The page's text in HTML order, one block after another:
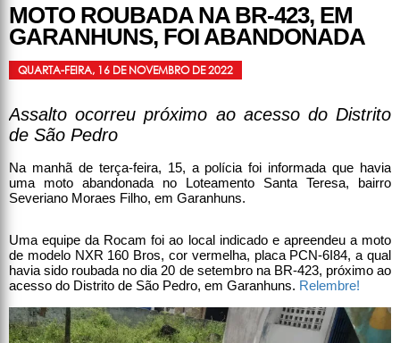
MOTO ROUBADA NA BR-423, EM
GARANHUNS, FOI ABANDONADA
QUARTA-FEIRA, 16 DE NOVEMBRO DE 2022
Assalto ocorreu próximo ao acesso do Distrito
de São Pedro
Na manhã de terça-feira, 15, a polícia foi informada que havia
uma moto abandonada no Loteamento Santa Teresa, bairro
Severiano Moraes Filho, em Garanhuns.
Uma equipe da Rocam foi ao local indicado e apreendeu a moto
de modelo NXR 160 Bros, cor vermelha, placa PCN-6I84, a qual
havia sido roubada no dia 20 de setembro na BR-423, próximo ao
acesso do Distrito de São Pedro, em Garanhuns. Relembre!